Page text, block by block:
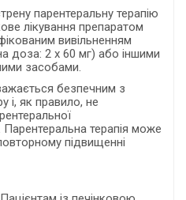
парентеральну терапію
лікування препаратом
вивільненням
доза: 2 x 60 мг) або іншими
засобами.
безпечним з
і, як правило, не
Парентеральна терапія може
підвищенні